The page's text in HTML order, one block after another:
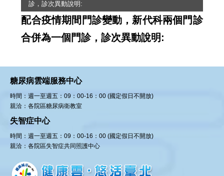
診，診次異動說明:
配合疫情期間門診變動，新代科兩個門診
合併為一個門診，診次異動說明:
糖尿病雲端服務中心
時間：週一至週五：09：00-16：00 (國定假日不開放)
親洽：各院區糖尿病衛教室
失智症中心
時間：週一至週五：09：00-16：00 (國定假日不開放)
親洽：各院區失智症共同照護中心